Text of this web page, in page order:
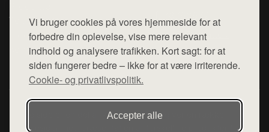
Vi bruger cookies på vores hjemmeside for at
forbedre din oplevelse, vise mere relevant
indhold og analysere trafikken. Kort sagt: for at
siden fungerer bedre – ikke for at være irriterende.
Cookie- og privatlivspolitik.
Accepter alle
Top Rabatter
Blog
Kontakt
Mail: hej@want.dk
Cookie- og privatlivspolitik
Denne side er en del af want.dk, der udgiver en række
hjemmesider med præsentation af forskellige produkter fra